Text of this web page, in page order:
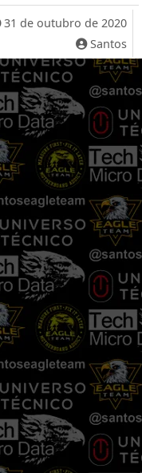
31 de outubro de 2020
Santos